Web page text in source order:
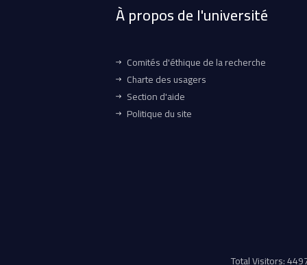
À propos de l'université
Comités d'éthique de la recherche
Charte des usagers
Section d'aide
Politique du site
Total Visitors: